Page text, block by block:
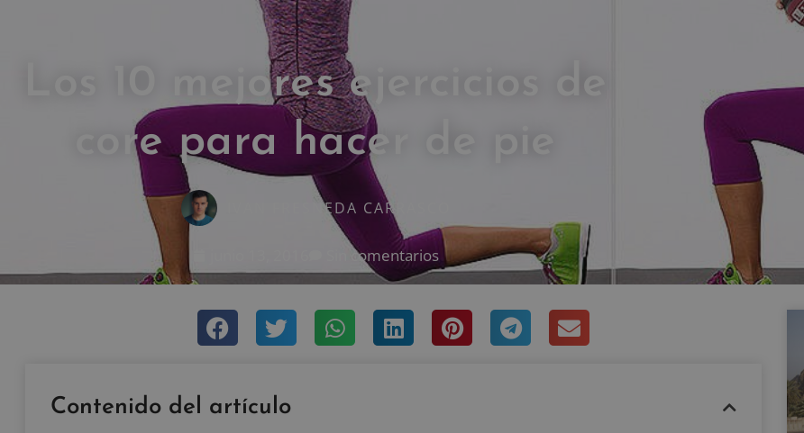
Los 10 mejores ejercicios de
core para hacer de pie
IVAN FRESNEDA CARRASCO
Sin comentarios
Contenido del artículo